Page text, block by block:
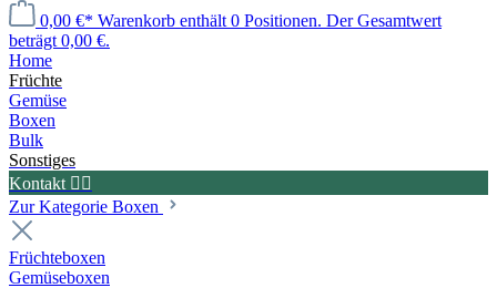
0,00 €* Warenkorb enthält 0 Positionen. Der Gesamtwert
beträgt 0,00 €.
Home
Früchte
Gemüse
Boxen
Bulk
Sonstiges
Kontakt ✍🏼
Zur Kategorie Boxen
Früchteboxen
Gemüseboxen